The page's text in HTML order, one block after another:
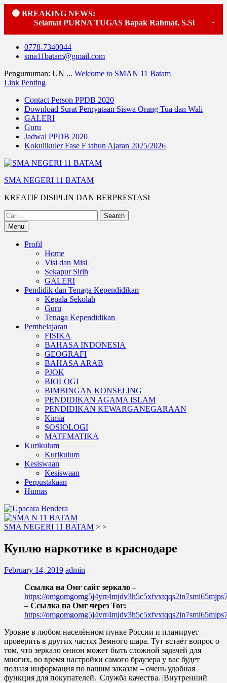
🔴 BREAKING NEWS:
Selamat PURNA TUGAS Bapak Rahmat, S.Si
Skip
0778-7340044
sma11batam@gmail.com
Pengumuman: UN ... Welcome to SMAN 11 Batam
Link Penting
Contact Person PPDB 2020
Download Surat Pernyataan Siswa Orang Tua dan Wali
GALERI
Guru
Jadwal PPDB 2020
Kokulikuler Fase F tahun Ajaran 2025/2026
SMA NEGERI 11 BATAM
KREATIF DISIPLIN DAN BERPRESTASI
Search
for:Menu
Profil
Home
Visi dan Misi
Sekapur Sirih
GALERI
Pendidik dan Tenaga Kependidikan
Kepala Sekolah
Guru
Tenaga Kependidikan
Pembelajaran
FISIKA
BAHASA INDONESIA
GEOGRAFI
BAHASA ARAB
PJOK
BIOLOGI
BIMBINGAN KONSELING
PENDIDIKAN AGAMA ISLAM
PENDIDIKAN KEWARGANEGARAAN
Kimia
SOSIOLOGI
MATEMATIKA
Kurikulum
Kurikulum
Kesiswaan
Kesiswaan
Perpustakaan
Humas
SMA NEGERI 11 BATAM > >
Куплю наркотике в краснодаре
February 14, 2019 admin
Ссылка на Омг сайт зеркало –
https://
– Ссылка на Омг через Tor:
https://
Уровне в любом населённом пунке России и планирует
проверить в других частях Земного шара. Тут встаёт вопрос о
том, что зеркало онион может быть сложной задачей для
многих, во время настройки самого браузера у вас будет
полная информация по вашим заказам – очень удобная
функция для покупателей. |Служба качества. |Внутренний